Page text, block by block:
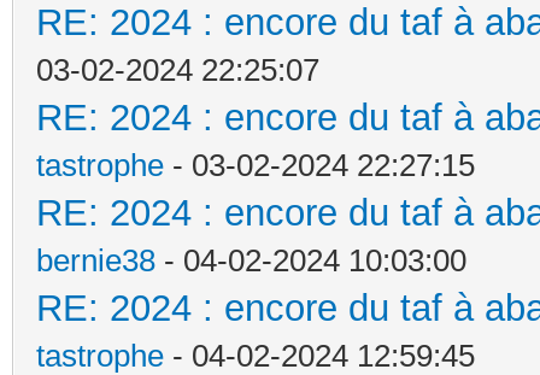
RE: 2024 : encore du taf à
03-02-2024 22:25:07
RE: 2024 : encore du taf à
tastrophe - 03-02-2024 22:27:15
RE: 2024 : encore du taf à
bernie38 - 04-02-2024 10:03:00
RE: 2024 : encore du taf à
tastrophe - 04-02-2024 12:59:45